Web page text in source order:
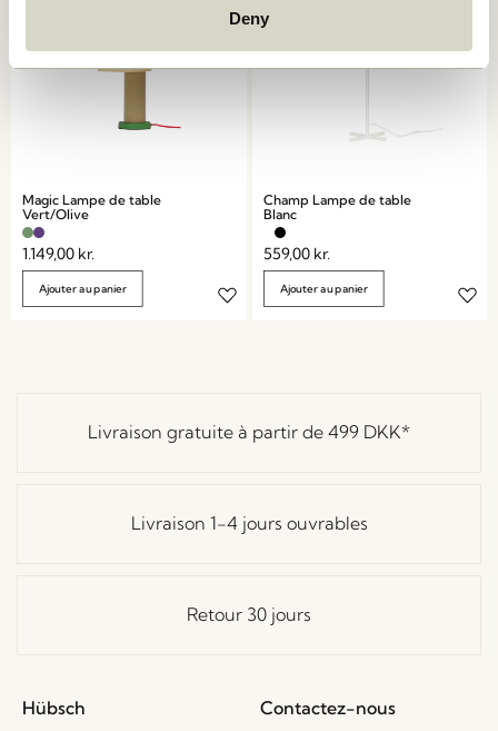
Deny
Magic Lampe de table
Vert/Olive
1.149,00 kr.
Ajouter au panier
Champ Lampe de table
Blanc
559,00 kr.
Ajouter au panier
Livraison gratuite à partir de 499 DKK*
Livraison 1-4 jours ouvrables
Retour 30 jours
Hübsch
Contactez-nous